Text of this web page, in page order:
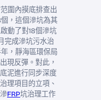
圍內摸底排查出
，這個滲坑為其
動了對18個滲坑
完成滲坑污水治
，靜海區環保局
現反彈。對此，
泥進行同步深度
理項目的立項、
FRP坑治理工作